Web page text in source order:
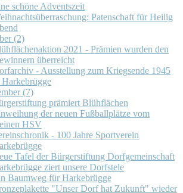
schöne Adventszeit
Patenschaft für Heilig
(2)
2021 - Prämien wurden den
überreicht
- Ausstellung zum Kriegsende 1945
Harkebrügge
(7)
prämiert Blühflächen
der neuen Fußballplätze vom
HSV
- 100 Jahre Sportverein
Tafel der Bürgerstiftung Dorfgemeinschaft
ziert unsere Dorfstele
Baumweg für Harkebrügge
"Unser Dorf hat Zukunft" wieder